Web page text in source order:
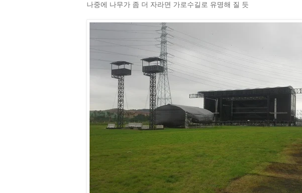
나중에 나무가 좀 더 자라면 가로수길로 유명해 질 듯